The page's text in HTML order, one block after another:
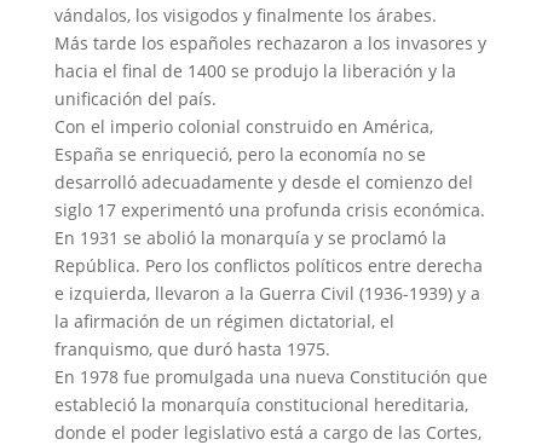
vándalos, los visigodos y finalmente los árabes.
Más tarde los españoles rechazaron a los invasores y
hacia el final de 1400 se produjo la liberación y la
unificación del país.
Con el imperio colonial construido en América,
España se enriqueció, pero la economía no se
desarrolló adecuadamente y desde el comienzo del
siglo 17 experimentó una profunda crisis económica.
En 1931 se abolió la monarquía y se proclamó la
República. Pero los conflictos políticos entre derecha
e izquierda, llevaron a la Guerra Civil (1936-1939) y a
la afirmación de un régimen dictatorial, el
franquismo, que duró hasta 1975.
En 1978 fue promulgada una nueva Constitución que
estableció la monarquía constitucional hereditaria,
donde el poder legislativo está a cargo de las Cortes,